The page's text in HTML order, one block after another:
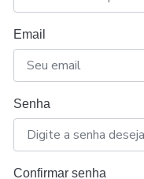
Email
Senha
Confirmar senha